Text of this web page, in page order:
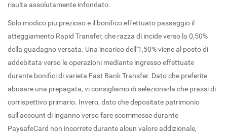
risulta assolutamente infondato.
Solo modico piu prezioso e il bonifico effettuato passaggio il
atteggiamento Rapid Transfer, che razza di incide verso lo 0,50%
della guadagno versata. Una incarico dell’1,50% viene al posto di
addebitata verso le operazioni mediante ingresso effettuate
durante bonifici di varieta Fast Bank Transfer. Dato che preferite
abusare una prepagata, vi consigliamo di selezionarla che prassi di
corrispettivo primario. Invero, dato che depositate patrimonio
sull’account di inganno verso fare scommesse durante
PaysafeCard non incorrete durante alcun valore addizionale,